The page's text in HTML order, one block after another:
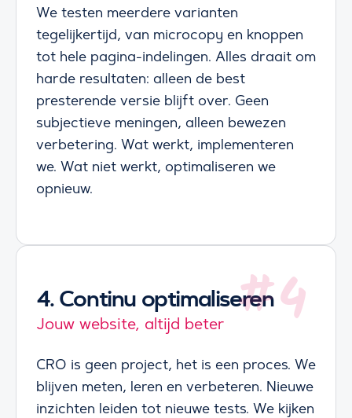
We testen meerdere varianten
tegelijkertijd, van microcopy en knoppen
tot hele pagina-indelingen. Alles draait om
harde resultaten: alleen de best
presterende versie blijft over. Geen
subjectieve meningen, alleen bewezen
verbetering. Wat werkt, implementeren
we. Wat niet werkt, optimaliseren we
opnieuw.
4.Continu optimaliseren
Jouw website, altijd beter
CRO is geen project, het is een proces. We
blijven meten, leren en verbeteren. Nieuwe
inzichten leiden tot nieuwe tests. We kijken